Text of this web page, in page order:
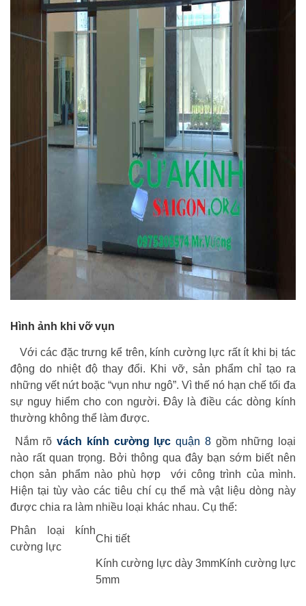
Hình ảnh khi vỡ vụn
Với các đặc trưng kể trên, kính cường lực rất ít khi bị tác
động do nhiệt độ thay đổi. Khi vỡ, sản phẩm chỉ tạo ra
những vết nứt boặc “vụn như ngô”. Vì thế nó hạn chế tối đa
sự nguy hiểm cho con người. Đây là điều các dòng kính
thường không thể làm được.
Nắm rõvách kính cường lực quận 8gồm những loại
nào rất quan trọng. Bởi thông qua đây bạn sớm biết nên
chọn sản phẩm nào phù hợp với công trình của mình.
Hiện tại tùy vào các tiêu chí cụ thể mà vật liệu dòng này
được chia ra làm nhiều loại khác nhau. Cụ thể:
Phân loại kính
cường lực
Chi tiết
Kính cường lực dày 3mmKính cường lực
5mm